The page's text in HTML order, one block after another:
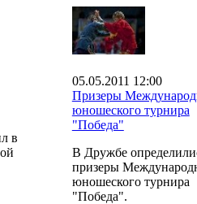
в
05.05.2011 12:00
Призеры
юношеского турнира
"Победа"
В Дружбе
призеры
юношеского турнира
"Победа".